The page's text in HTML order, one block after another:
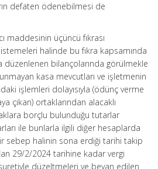
defaten ödenebilmesi de
maddesinin üçüncü fıkrası
halinde bu fıkra kapsamında
düzenlenen bilançolarında görülmekle
kasa mevcutları ve işletmenin
işlemleri dolayısıyla (ödünç verme
çıkan) ortaklarından alacaklı
borçlu bulunduğu tutarlar
ile bunlarla ilgili diğer hesaplarda
sebep halinin sona erdiği tarihi takip
29/2/2024 tarihine kadar vergi
düzeltmeleri ve beyan edilen